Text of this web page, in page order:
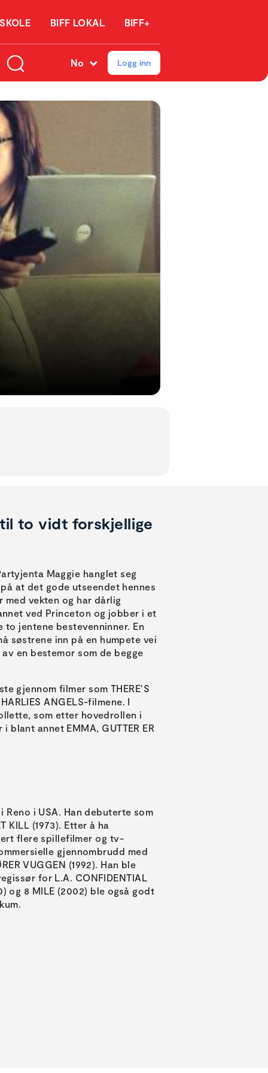
BIFF LOKAL BIFF+
No Logg inn
to vidt forskjellige
Maggie hanglet seg
at det gode utseendet hennes
med vekten og har dårlig
ved Princeton og jobber i et
jentene bestevenninner. En
søstrene inn på en humpete vei
en bestemor som de begge
gjennom filmer som THERE’S
ANGELS-filmene. I
som etter hovedrollen i
blant annet EMMA, GUTTER ER
Reno i USA. Han debuterte som
KILL (1973). Etter å ha
flere spillefilmer og tv-
gjennombrudd med
VUGGEN (1992). Han ble
for L.A. CONFIDENTIAL
og 8 MILE (2002) ble også godt